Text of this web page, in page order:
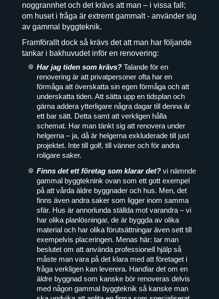
noggrannhet och det krävs att man – i vissa fall;
om huset i fråga är extremt gammalt - använder sig
av gammal byggteknik.
Framförallt dock så krävs det att man har följande
tankar i bakhuvudet inför en renovering:
Har jag tiden som krävs?Talande för en
renovering är att privatpersoner ofta har en
förmåga att överskatta sin egen förmåga och att
underskatta tiden. Att sätta upp en tidsplan och
gärna addera ytterligare några dagar till denna är
ett bar sätt. Detta samt att verkligen hålla
schemat. Har man tänkt sig att renovera under
helgerna – ja, då är helgerna exkluderade till just
projektet. Inte till golf, till vänner och för andra
roligare saker.
Finns det ett företag som klarar det?vi nämnde
gammal byggteknink ovan som ett gott exempel
på att vårda äldre byggnader och hus. Men, det
finns även andra saker som ligger inom samma
sfär. Hus är annorlunda ställda mot varandra – vi
har olika planlösningar, de är byggda av olika
material och har olika förutsättningar även sett till
exempelvis placeringen. Menas här: tar man
beslutet om att använda professionell hjälp så
måste man vara på det klara med att företaget i
fråga verkligen kan leverera. Handlar det om en
äldre byggnad som kanske bör renoveras delvis
med någon gammal byggteknik så kanske man